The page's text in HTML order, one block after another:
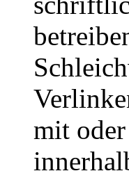
mit